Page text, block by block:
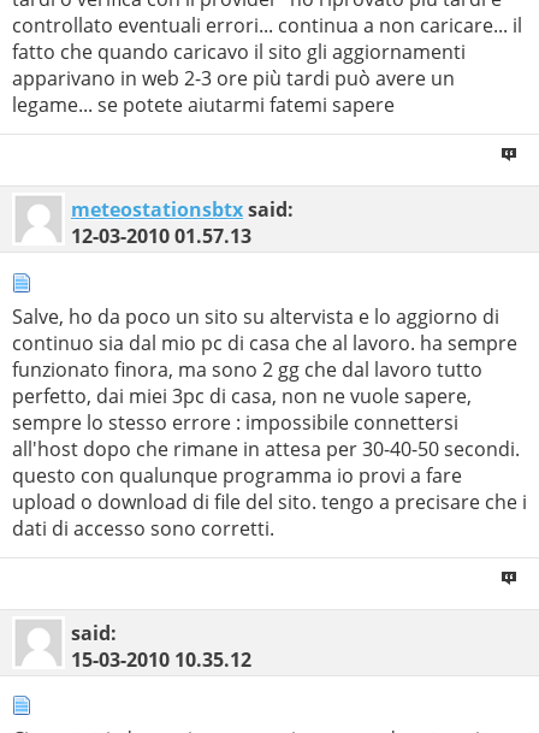
220-Sei l'utente numero 19 di 80 consentiti
220-L'ora locale ?13:18. Porta del server: 21.
220-Questo ?un sistema privato - Nessun login anonimo
220 Sarai disconnesso dopo 5 minuti di inattivit?
User (amisubs.altervista.org:(none)):
331 Utente none  OK. Richiesta password
530 Autenticazione fallita, controlla di aver inserito
Login failed.
ftp> quit
221-Arrivederci. Hai uploadato 0 e downloadato 0
221 Logout.
30     *        *        *     Richiesta scaduta.
Traccia completata.
Server:  UnKnown
Address:  192.168.1.1
Nome:    ipopolidelmito.altervista.org
Address:  78.129.205.29
Configurazione IP di Windows
Nome host . . . . . . . . . . . . . . :
   Suffisso DNS primario . . . . . . . . :
   Tipo nodo . . . . . . . . . . . . . . : Ibrido
   Routing IP abilitato. . . . . . . . . : No
   Proxy WINS abilitato . . . . . . . .  : No
Elenco di ricerca suffissi DNS. . . . :
Scheda Ethernet Connessione alla rete locale (LAN) 2:
Stato supporto. . . . . . . . . . . . : Supporto
   Suffisso DNS specifico per connessione:
Indirizzo fisico. . . . . . . . . . . : 00-FF-27-
   Configurazione automatica abilitata   : S
Scheda LAN wireless Connessione rete wireless:
Descrizione . . . . . . . . . . . . . : Intel(R)
controllato eventuali errori... continua a non caricare... il
fatto che quando caricavo il sito gli aggiornamenti
apparivano in web 2-3 ore più tardi può avere un
legame... se potete aiutarmi fatemi sapere
meteostationsbtxsaid:
12-03-201001.57.13
Salve, ho da poco un sito su altervista e lo aggiorno di
continuo sia dal mio pc di casa che al lavoro. ha sempre
funzionato finora, ma sono 2 gg che dal lavoro tutto
perfetto, dai miei 3pc di casa, non ne vuole sapere,
sempre lo stesso errore : impossibile connettersi
all'host dopo che rimane in attesa per 30-40-50 secondi.
questo con qualunque programma io provi a fare
upload o download di file del sito. tengo a precisare che i
dati di accesso sono corretti.
said:
15-03-2010 10.35.12